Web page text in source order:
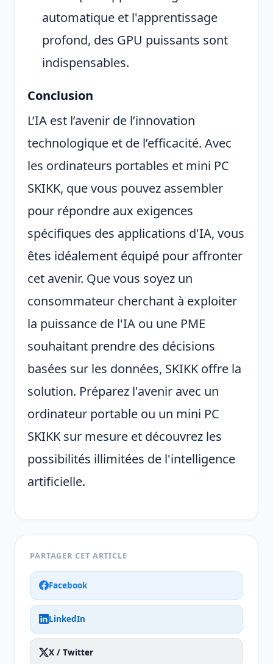
automatique et l'apprentissage
profond, des GPU puissants sont
indispensables.
Conclusion
L’IA est l’avenir de l’innovation
technologique et de l’efficacité. Avec
les ordinateurs portables et mini PC
SKIKK, que vous pouvez assembler
pour répondre aux exigences
spécifiques des applications d'IA, vous
êtes idéalement équipé pour affronter
cet avenir. Que vous soyez un
consommateur cherchant à exploiter
la puissance de l'IA ou une PME
souhaitant prendre des décisions
basées sur les données, SKIKK offre la
solution. Préparez l'avenir avec un
ordinateur portable ou un mini PC
SKIKK sur mesure et découvrez les
possibilités illimitées de l'intelligence
artificielle.
PARTAGER CET ARTICLE
Facebook
LinkedIn
X / Twitter